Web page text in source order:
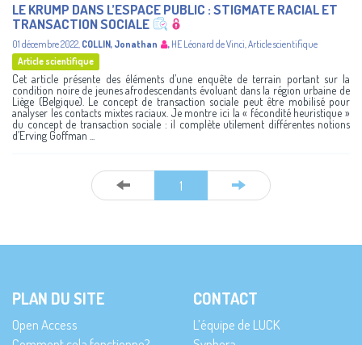
LE KRUMP DANS L’ESPACE PUBLIC : STIGMATE RACIAL ET
TRANSACTION SOCIALE
01 décembre 2022, COLLIN, Jonathan , HE Léonard de Vinci,Article scientifique
Article scientifique
Cet article présente des éléments d’une enquête de terrain portant sur la
condition noire de jeunes afrodescendants évoluant dans la région urbaine de
Liège (Belgique). Le concept de transaction sociale peut être mobilisé pour
analyser les contacts mixtes raciaux. Je montre ici la « fécondité heuristique »
du concept de transaction sociale : il complète utilement différentes notions
d’Erving Goffman ...
1
PLAN DU SITE
Open Access
CONTACT
L’équipe de LUCK